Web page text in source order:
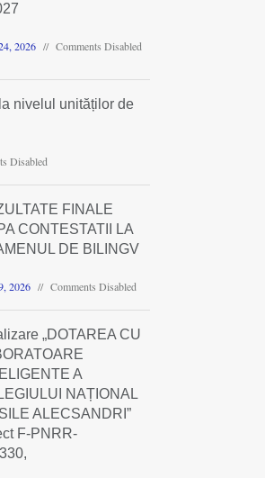
2026 Comments Disabled
nivelul unităților de
Disabled
FINALE
CONTESTATII LA
DE BILINGV
2026 Comments Disabled
„DOTAREA CU
A
NAȚIONAL
ALECSANDRI”
F-PNRR-